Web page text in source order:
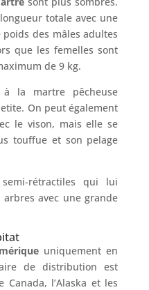
totale avec une
des mâles adultes
que les femelles sont
de 9 kg.
à la martre pêcheuse
On peut également
le vison, mais elle se
touffue et son pelage
rétractiles qui lui
avec une grande
uniquement en
de distribution est
l’Alaska et les